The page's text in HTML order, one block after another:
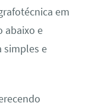
em
abaixo e
simples e